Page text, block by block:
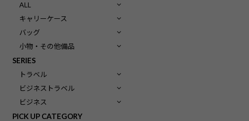
ALL
キャリーケース
バッグ
小物・その他備品
SERIES
トラベル
ビジネストラベル
ビジネス
PICK UP CATEGORY